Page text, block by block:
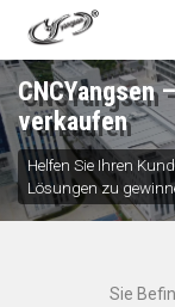
CNCYangsen
verkaufen
Helfen Sie Ihren
Lösungen zu
Sie